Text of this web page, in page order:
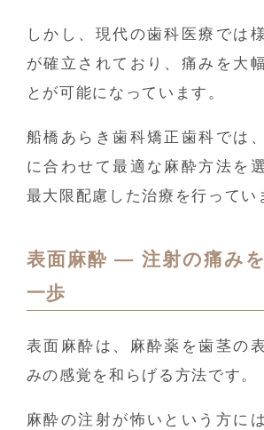
しかし、現代の歯科医療では
が確立されており、痛みを大
とが可能になっています。
船橋あらき歯科矯正歯科では
に合わせて最適な麻酔方法を
最大限配慮した治療を行ってい
表面麻酔 ― 注射の痛み
一歩
表面麻酔は、麻酔薬を歯茎の
みの感覚を和らげる方法です。
麻酔の注射が怖いという方に